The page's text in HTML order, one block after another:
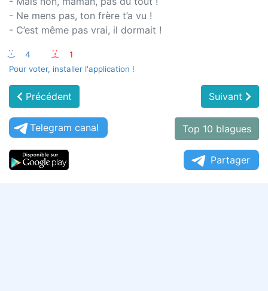
- Ne mens pas, ton frère t’a vu !
- C’est même pas vrai, il dormait !
:-) 4 :-(
1
Pour voter, installer l'application !
Précédent Suivant
Telegram canal Top 10 blagues
Partager